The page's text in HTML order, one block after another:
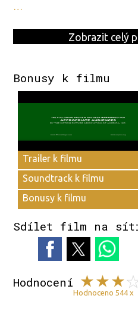
…
Zobrazit celý
Bonusy k filmu
Trailer k filmu
Soundtrack k filmu
Bonusy k filmu
Sdílet film na
Hodnocení
Hodnoceno 544 x